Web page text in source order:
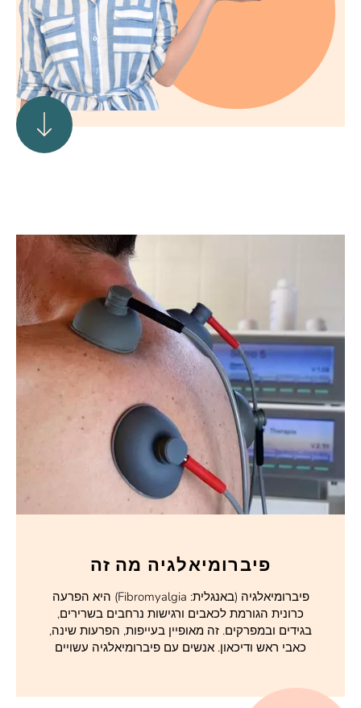
פיברומיאלגיה מה זה
פיברומיאלגיה (באנגלית: Fibromyalgia) היא הפרעה
כרונית הגורמת לכאבים ורגישות נרחבים בשרירים,
בגידים ובמפרקים. זה מאופיין בעייפות, הפרעות שינה,
כאבי ראש ודיכאון. אנשים עם פיברומיאלגיה עשויים